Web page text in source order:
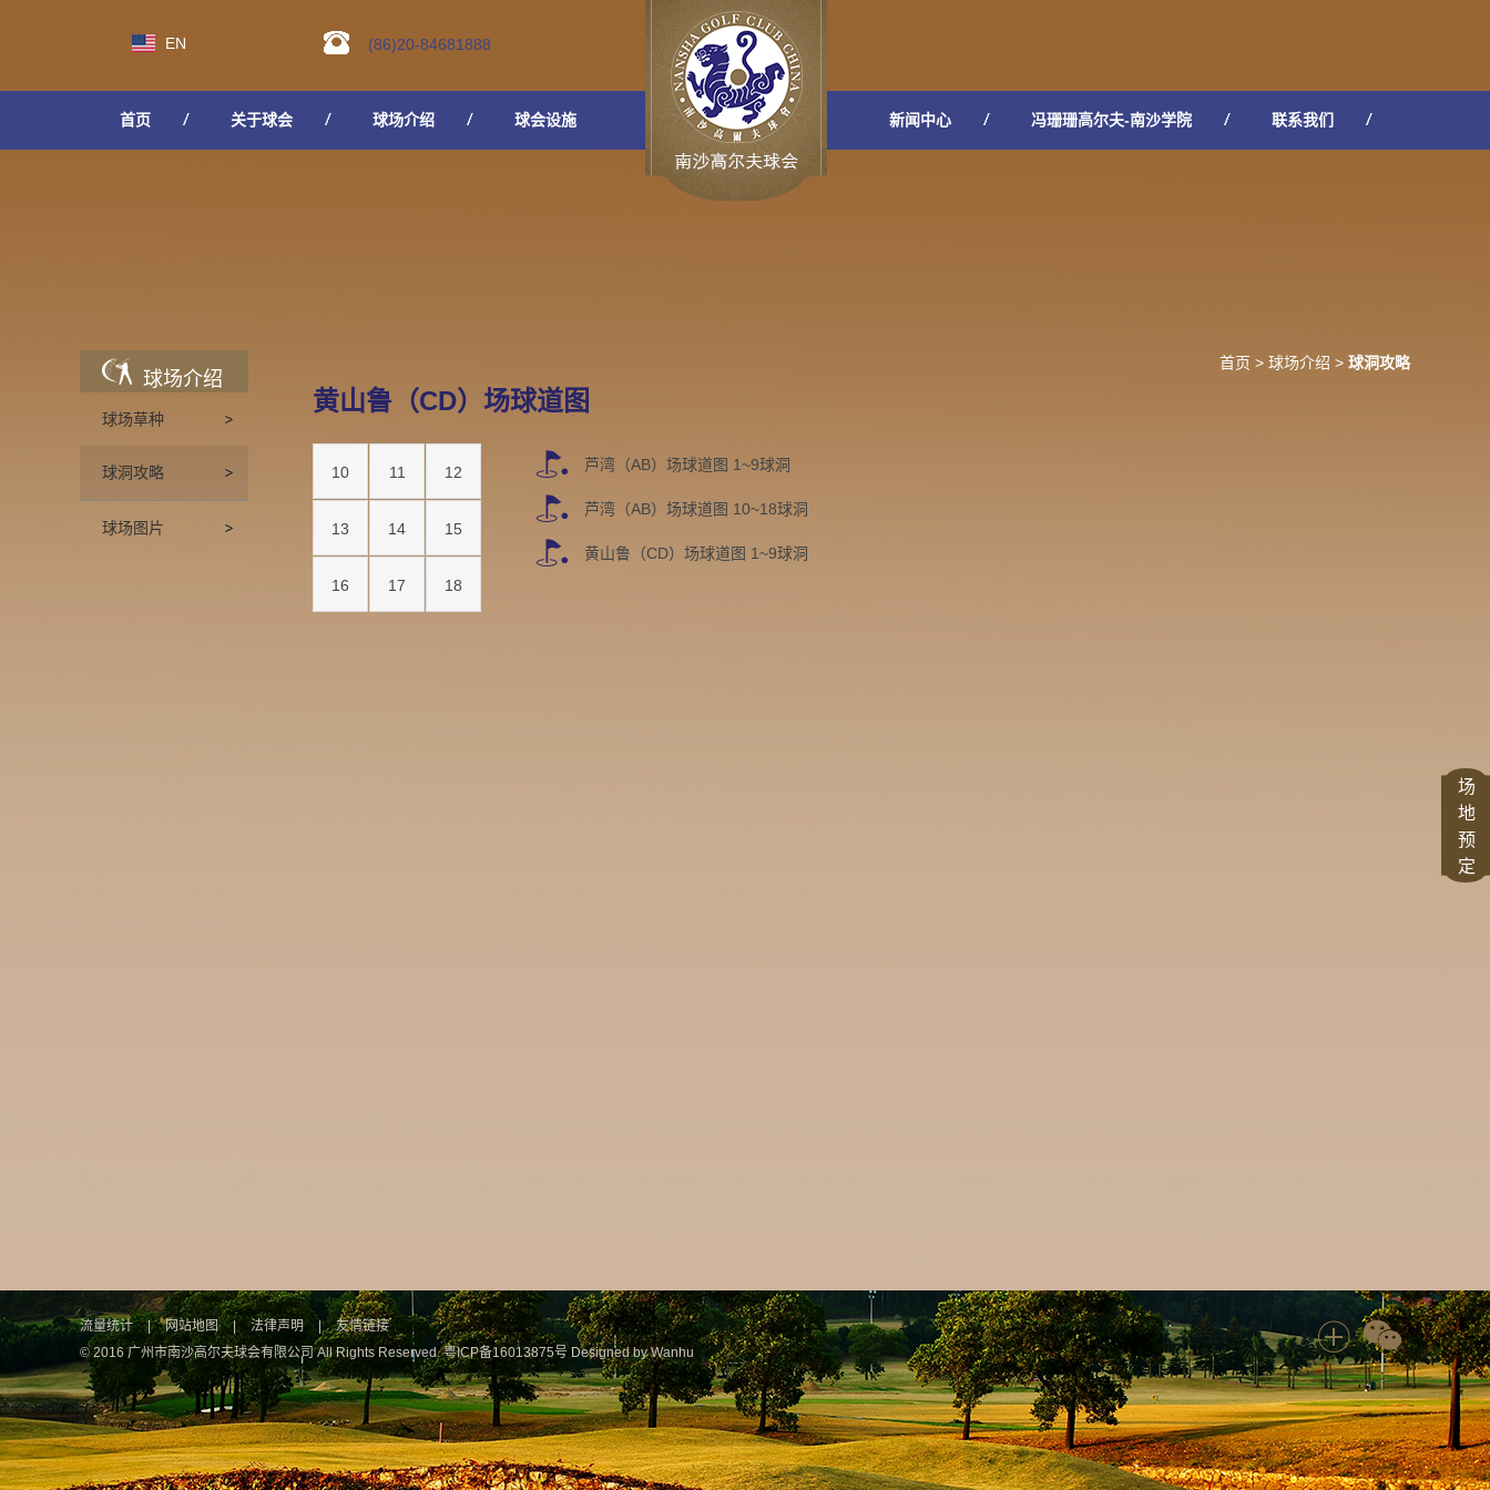
(86)20-84681888
EN
首页 关于球会 球场介绍 球会设施 新闻中心 冯珊珊高尔夫-南沙学院 联系我们
球场介绍
球场草种
球洞攻略
球场图片
首页 > 球场介绍 > 球洞攻略
黄山鲁（CD）场球道图
芦湾（AB）场球道图 1~9球洞
芦湾（AB）场球道图 10~18球洞
黄山鲁（CD）场球道图 1~9球洞
10 11 12
13 14 15
16 17 18
流量统计 | 网站地图 | 法律声明
友情链接
© 2016 广州市南沙高尔夫球会有限公司 All Rights Reserved.粤ICP备16013875号 Designed by Wanhu
场
地
预
定